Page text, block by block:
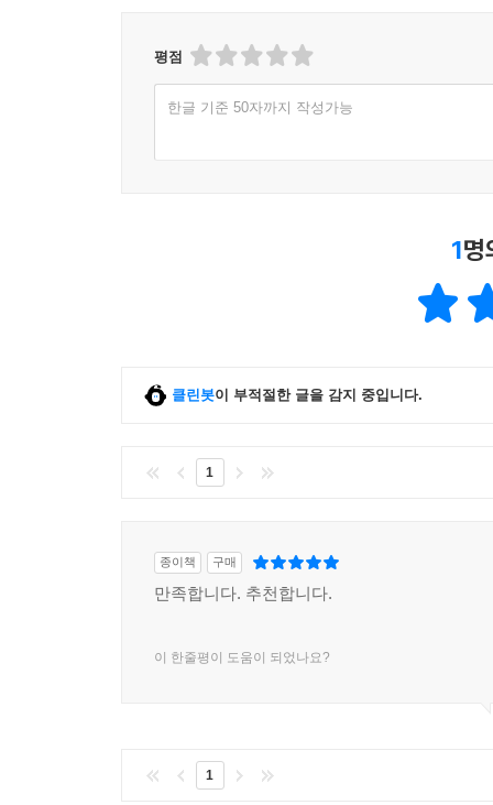
현명한 사람들과 함께 호감을 얻어라 ·273
천재성은 박수 받을 자격이 있다 ·275
다른 사람의 불행에 휘말리지 마라 ·277
지나치게 두렵거나 사랑 받는 존재는 되지 마라
성숙함을 가져라 ·285
고귀한 자질 ·288
어렵게 얻은 행복은 즐거움이 크다 ·291
영웅의 자질 ·292
외부와 내면
평점
한글 기준 50자까지 작성가능
1명
클린봇이 부적절한 글을 감지 중입니다.
1
종이책 구매
만족합니다. 추천합니다.
이 한줄평이 도움이 되었나요?
1